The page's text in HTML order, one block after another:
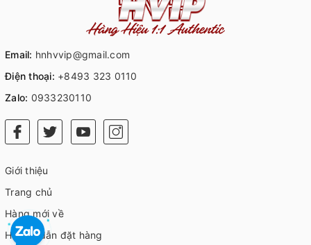
Email: hnhvvip@gmail.com
Điện thoại: +8493 323 0110
Zalo: 0933230110
Giới thiệu
Trang chủ
Hàng mới về
Hướng dẫn đặt hàng